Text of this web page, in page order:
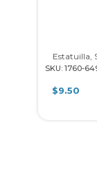
Estatuilla,
SKU: 1760-
$9.50